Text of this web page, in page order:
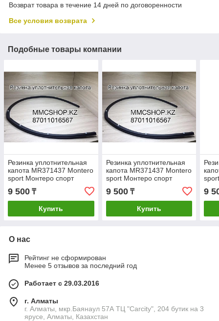
Возврат товара в течение 14 дней по договоренности
Все условия возврата
Подобные товары компании
Резинка уплотнительная
капота MR371437 Montero
sport Монтеро спорт
9 500 ₸
Купить
Резинка уплотнительная
капота MR371437 Montero
sport Монтеро спорт
9 500₸
Купить
9
О нас
Рейтинг не сформирован
Менее 5 отзывов за последний год
Работает с 29.03.2016
г. Алматы
г. Алматы, мкр.Баянаул 57А ТЦ "Carcity", 204 бутик на 3
ярусе, Алматы, Казахстан